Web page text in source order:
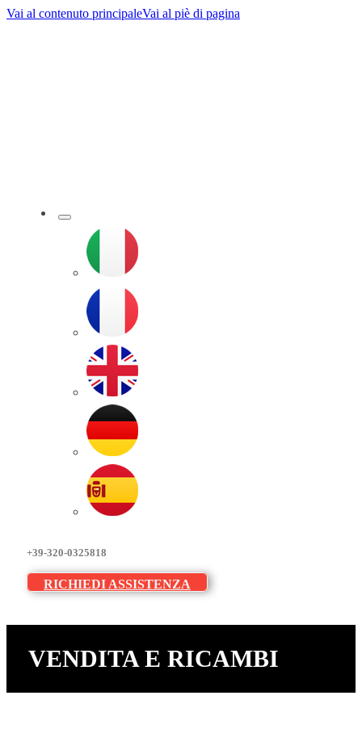
Vai al contenuto principaleVai al piè di pagina
+39-320-0325818
RICHIEDI ASSISTENZA
VENDITA E RICAMBI